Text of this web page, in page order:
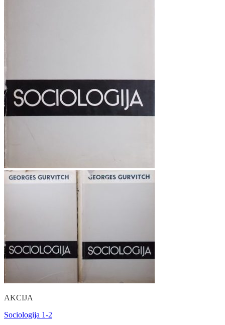
AKCIJA
Sociologija 1-2